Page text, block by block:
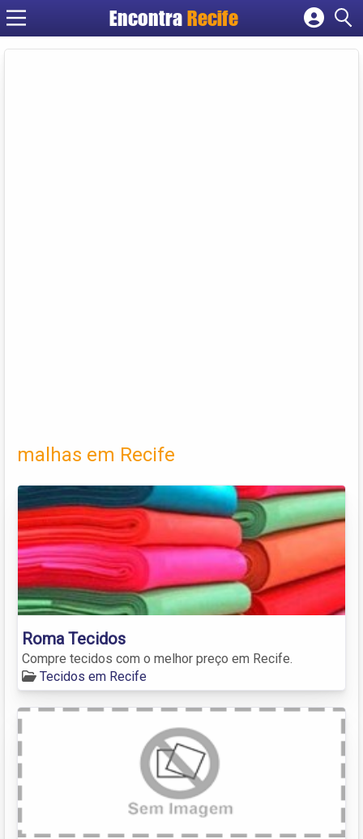
Encontra Recife
Cadastrar empresa
malhas em Recife
Roma Tecidos
Compre tecidos com o melhor preço em Recife.
Tecidos em Recife